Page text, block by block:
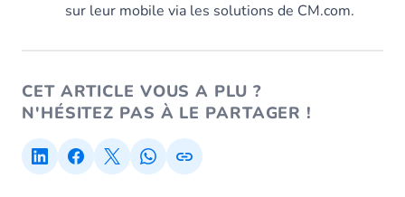
sur leur mobile via les solutions de CM.com.
CET ARTICLE VOUS A PLU ?
N'HÉSITEZ PAS À LE PARTAGER !